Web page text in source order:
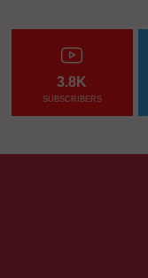
3.8K
SUBSCRIBERS